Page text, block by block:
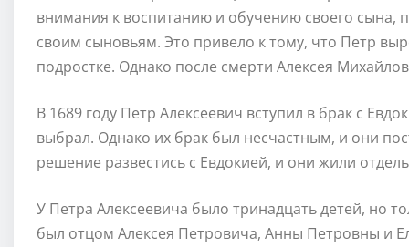
внимания к воспитанию и обучению своего сына,
своим сыновьям. Это привело к тому, что Петр
подростке. Однако после смерти Алексея
В 1689 году Петр Алексеевич вступил в брак с
выбрал. Однако их брак был несчастным, и они
решение развестись с Евдокией, и они жили
У Петра Алексеевича было тринадцать детей, но
был отцом Алексея Петровича, Анны Петровны и